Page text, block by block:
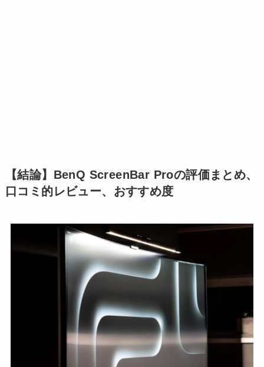
【結論】BenQ ScreenBar Proの評価まとめ、
口コミ的レビュー、おすすめ度